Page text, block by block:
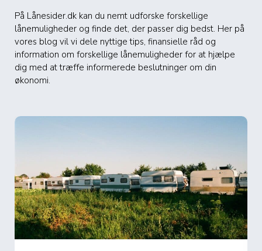
På Lånesider.dk kan du nemt udforske forskellige
lånemuligheder og finde det, der passer dig bedst. Her på
vores blog vil vi dele nyttige tips, finansielle råd og
information om forskellige lånemuligheder for at hjælpe
dig med at træffe informerede beslutninger om din
økonomi.